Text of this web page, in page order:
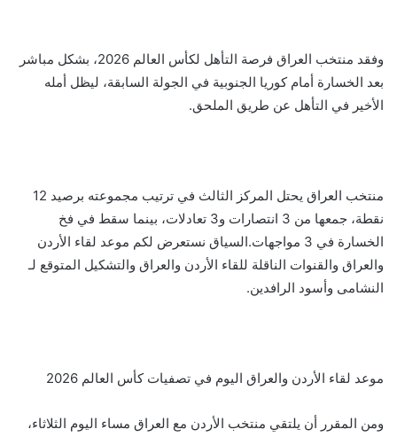
وفقد منتخب العراق فرصة التأهل لكأس العالم 2026، بشكل مباشر
بعد الخسارة أمام كوريا الجنوبية في الجولة السابقة، ليظل أمله
الأخير في التأهل عن طريق الملحق.
منتخب العراق يحتل المركز الثالث في ترتيب مجموعته برصيد 12
نقطة، جمعها من 3 انتصارات و3 تعادلات، بينما سقط في فخ
الخسارة في 3 مواجهات.السياق نستعرض لكم موعد لقاء الأردن
والعراق والقنوات الناقلة للقاء الأردن والعراق والتشكيل المتوقع لـ
النشامى وأسود الرافدين.
موعد لقاء الأردن والعراق اليوم في تصفيات كأس العالم 2026
ومن المقرر أن يلتقي منتخب الأردن مع العراق مساء اليوم الثلاثاء،